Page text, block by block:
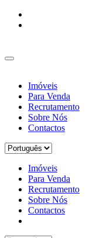
Imóveis
Para Venda
Recrutamento
Sobre Nós
Contactos
Imóveis
Para Venda
Recrutamento
Sobre Nós
Contactos